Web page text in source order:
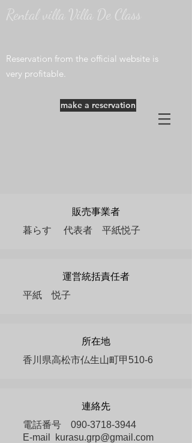
Rental villa Villa De Class
​Reservation from the official website is
very profitable.
make a reservation
販売事業者
​暮らす 代表者 平紙悦子
運営統括責任者
平紙 悦子
所在地
香川県高松市仏生山町甲510-6
​連絡先
電話番号 090-3718-3944
​E-mail
kurasu.grp@gmail.com